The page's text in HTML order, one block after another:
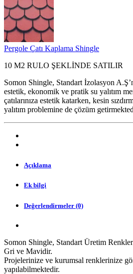
Pergole Çatı Kaplama Shingle
10 M2 RULO ŞEKLİNDE SATILIR
Somon Shingle, Standart İzolasyon
estetik, ekonomik ve pratik su yalıtım
çatılarınıza estetik katarken, kesin
yalıtım problemine de çözüm
Açıklama
Ek bilgi
Değerlendirmeler (0)
Somon Shingle, Standart Üretim
Gri ve Mavidir.
Projelerinize ve kurumsal renklerinize
yapılabilmektedir.